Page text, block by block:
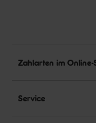
Zahlarten im Online-
Service